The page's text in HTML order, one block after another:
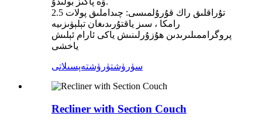
2.5 تۇراقلىق راك قۇرۇلمىسى: چىداملىق پولات
رامكا ، سىز ياقتۇرىدىغان تېلېۋىزىيە
پروگراممىلىرىدىن ھۇزۇرلىنىش ياكى ئارام ئېلىش
ياخشى
سۈرۈشتۈرۈشتەپسىلاتى
Recliner with Section Couch